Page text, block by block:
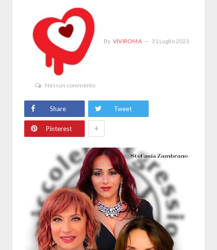
By VIVIROMA 31 Luglio 2023
Nessun commento
Share Tweet
Pinterest +